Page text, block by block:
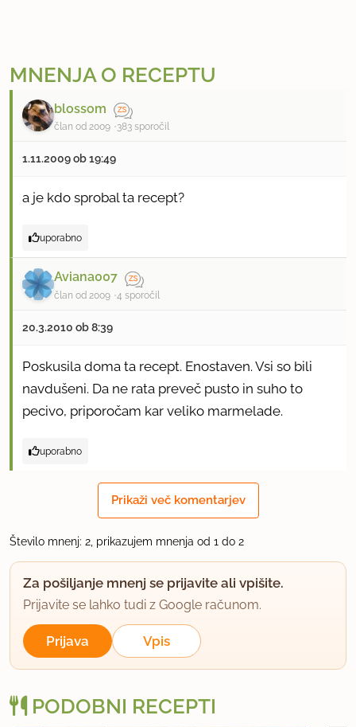
MNENJA O RECEPTU
blossom
član od 2009 383 sporočil
1.11.2009 ob 19:49
a je kdo sprobal ta recept?
uporabno
Aviana007
član od 2009 4 sporočil
20.3.2010 ob 8:39
Poskusila doma ta recept. Enostaven. Vsi so bili
navdušeni. Da ne rata preveč pusto in suho to
pecivo, priporočam kar veliko marmelade.
uporabno
Prikaži več komentarjev
Število mnenj: 2, prikazujem mnenja od 1 do 2
Za pošiljanje mnenj se prijavite ali vpišite.
Prijavite se lahko tudi z Google računom.
Prijava Vpis
PODOBNI RECEPTI